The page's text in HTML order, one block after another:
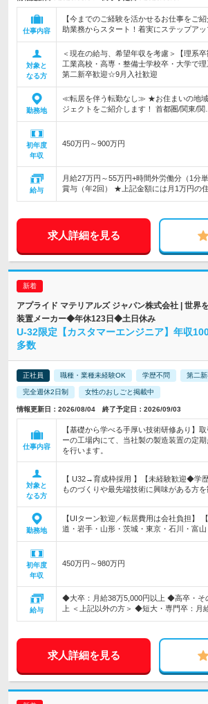
仕事内容
【今までのご経験を活かせるお仕事をご
助業務からスタート！着実にステップアッ
対象と
なる方
＜現在の給与、希望年収を考慮＞【理系
工業高校・高専・整備士学校卒・大学で
第二新卒歓迎☆9月入社歓迎
勤務地
≪転居を伴う転勤なし≫ ★お住まいの地域
ジェクトをご紹介します！ 首都圏/関東/関…
初年度
年収
450万円～900万円
給与
月給27万円～55万円+時間外労働分（1分
賞与（年2回） ★上記金額には月1万円の
求人詳細を見る
アプライド マテリアルズ ジャパン株式会社 | 世界
装置メーカー◆年休123日◆土日休み
U-32限定【カスタマーエンジニア】年収
多数
正社員 職種・業種未経験OK 学歴不問 第二
完全週休2日制 女性のおしごと掲載中
情報更新日：2026/08/04 終了予定日：2026/09/03
仕事内容
【基礎から学べる手厚い技術研修あり】
ーの工場内にて、当社製の製造装置の定
を行います。
対象と
なる方
【 U32→育成枠採用 】【未経験歓迎◆学
ものづくりや最先端技術に興味がある方を
勤務地
【UIターン歓迎／転居費用は会社負担】
道・岩手・山形・茨城・東京・石川・富山
初年度
年収
450万円～980万円
給与
◆大卒：月給38万5,000円以上 ◆高卒・そ
上 ＜上記以外の方＞ ◆短大・専門卒：月
求人詳細を見る